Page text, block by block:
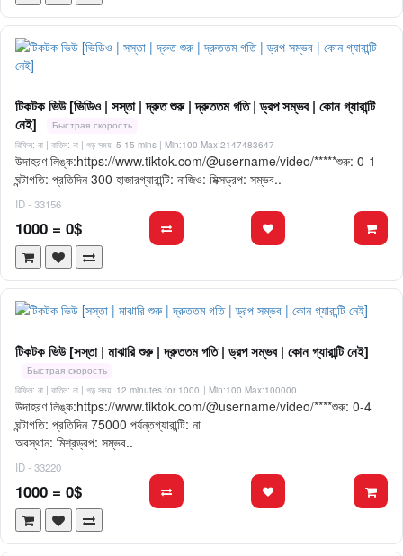
টিকটক ভিউ [ভিডিও | সস্তা | দ্রুত শুরু | দ্রুততম গতি | ড্রপ সম্ভব | কোন গ্যারান্টি
নেই]
Быстрая скорость
রিফিল: না | বাতিল: না | গড় সময়: 5-15 mins | Min:100 Max:2147483647
উদাহরণ লিঙ্ক:https://www.tiktok.com/@username/video/*****শুরু: 0-1
ঘন্টাগতি: প্রতিদিন 300 হাজারগ্যারান্টি: নাজিও: মিক্সড্রপ: সম্ভব..
ID - 33156
1000 = 0$
টিকটক ভিউ [সস্তা | মাঝারি শুরু | দ্রুততম গতি | ড্রপ সম্ভব | কোন গ্যারান্টি নেই]
Быстрая скорость
রিফিল: না | বাতিল: না | গড় সময়: 12 minutes for 1000 | Min:100 Max:100000
উদাহরণ লিঙ্ক:https://www.tiktok.com/@username/video/****শুরু: 0-4
ঘন্টাগতি: প্রতিদিন 75000 পর্যন্তগ্যারান্টি: না
অবস্থান: মিশ্রড্রপ: সম্ভব..
ID - 33220
1000 = 0$